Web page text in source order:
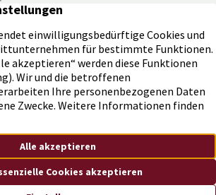
wert?
Ihre Immobilie und erhalten Sie eine
kostenlose Wertermittlung.